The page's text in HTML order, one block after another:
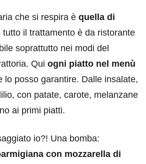
che si respira è quella di
tutto il trattamento è da ristorante
soprattutto nei modi del
Qui ogni piatto nel menù
lo posso garantire. Dalle insalate,
con patate, carote, melanzane
ai primi piatti.
io?! Una bomba:
con mozzarella di